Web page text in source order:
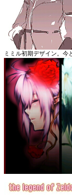
ミミル初期デザイン。今